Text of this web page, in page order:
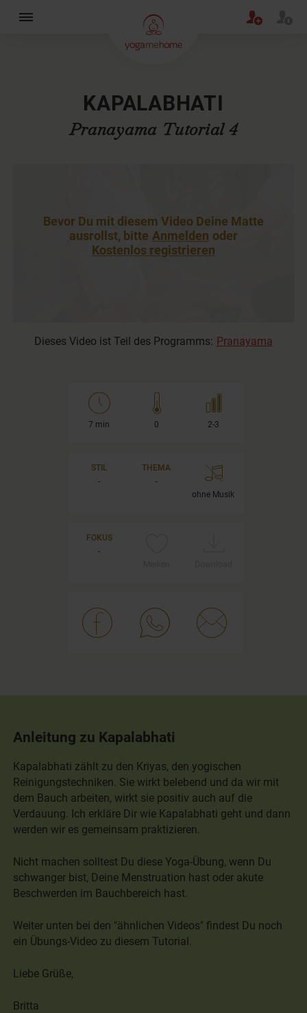
KAPALABHATI
Pranayama Tutorial 4
Bevor Du mit diesem Video Deine Matte
ausrollst, bitte Anmelden oder
Kostenlos registrieren
Dieses Video ist Teil des Programms: Pranayama
7 min 0 2-3
STIL
-
THEMA
-
ohne Musik
FOKUS
-
Anleitung zu Kapalabhati
Kapalabhati zählt zu den Kriyas, den yogischen
Reinigungstechniken. Sie wirkt belebend und da wir mit
dem Bauch arbeiten, wirkt sie positiv auch auf die
Verdauung. Ich erkläre Dir wie Kapalabhati geht und dann
werden wir es gemeinsam praktizieren.
Nicht machen solltest Du diese Yoga-Übung, wenn Du
schwanger bist, Deine Menstruation hast oder akute
Beschwerden im Bauchbereich hast.
Weiter unten bei den "ähnlichen Videos" findest Du noch
ein Übungs-Video zu diesem Tutorial.
Liebe Grüße,
Britta